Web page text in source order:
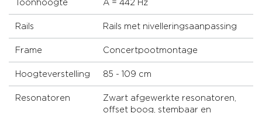
Rails Rails met nivelleringsaanpassing
Frame Concertpootmontage
Hoogteverstelling 85 - 109 cm
Resonatoren
Zwart afgewerkte resonatoren,
offset boog, stembaar en